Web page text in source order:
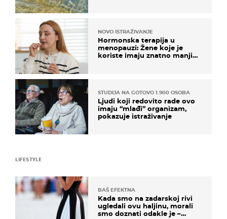
NOVO ISTRAŽIVANJE
Hormonska terapija u
menopauzi: Žene koje je
koriste imaju znatno manji
STUDIJA NA GOTOVO 1.900 OSOBA
Ljudi koji redovito rade ovo
imaju “mlađi” organizam,
pokazuje istraživanje
LIFESTYLE
BAŠ EFEKTNA
Kada smo na zadarskoj rivi
ugledali ovu haljinu, morali
smo doznati odakle je –